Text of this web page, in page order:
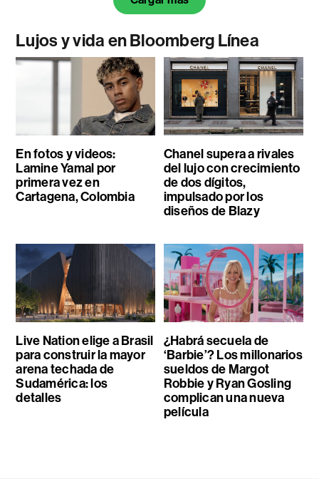
Lujos y vida en Bloomberg Línea
En fotos y videos:
Lamine Yamal por
primera vez en
Cartagena, Colombia
Chanel supera a rivales
del lujo con crecimiento
de dos dígitos,
impulsado por los
diseños de Blazy
Live Nation elige a Brasil
para construir la mayor
arena techada de
Sudamérica: los
detalles
¿Habrá secuela de
‘Barbie’? Los millonarios
sueldos de Margot
Robbie y Ryan Gosling
complican una nueva
película